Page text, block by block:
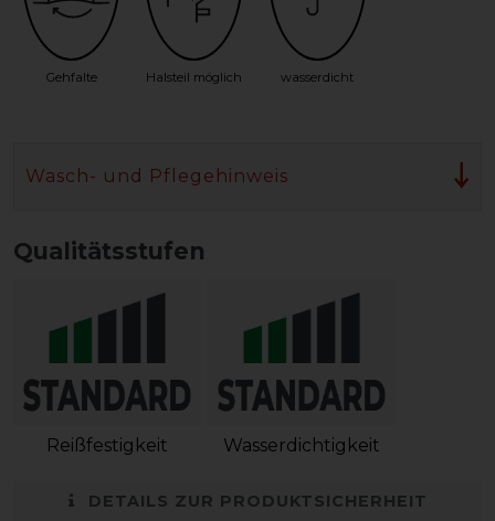
Gehfalte Halsteil möglich wasserdicht
Wasch- und Pflegehinweis
Qualitätsstufen
Reißfestigkeit Wasserdichtigkeit
DETAILS ZUR PRODUKTSICHERHEIT